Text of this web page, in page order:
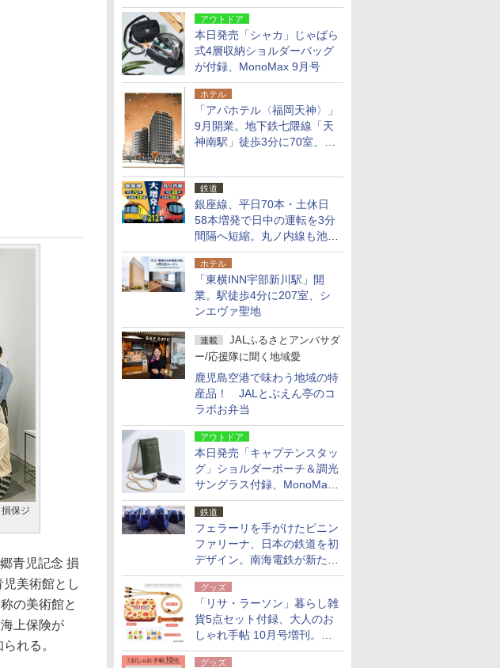
荷物、キャリーオンも可能
アウトドア
本日発売「シャカ」じゃばら
式4層収納ショルダーバッグ
が付録、MonoMax 9月号
ホテル
「アパホテル〈福岡天神〉」
9月開業。地下鉄七隈線「天
神南駅」徒歩3分に70室、エ
鉄道
銀座線、平日70本・土休日
58本増発で日中の運転を3分
間隔へ短縮。丸ノ内線も池袋
～中野坂上を4分間隔に
ホテル
「東横INN宇部新川駅」開
業。駅徒歩4分に207室、シ
ンエヴァ聖地
連載
JALふるさとアンバサダ
ー/応援隊に聞く地域愛
鹿児島空港で味わう地域の特
産品！ JALとぶえん亭のコ
ラボお弁当
アウトドア
本日発売「キャプテンスタッ
グ」ショルダーポーチ＆調光
サングラス付録、MonoMax
9月号増刊
鉄道
フェラーリを手がけたピニン
ファリーナ、日本の鉄道を初
デザイン。南海電鉄が新たな
「空港特急」をなにわ筋線へ
導入
グッズ
「リサ・ラーソン」暮らし雑
貨5点セット付録、大人のお
しゃれ手帖 10月号増刊。
USBケーブルや缶ケースなど
グッズ
保ジ
青児記念 損
美術館とし
の美術館と
上保険が
れる。